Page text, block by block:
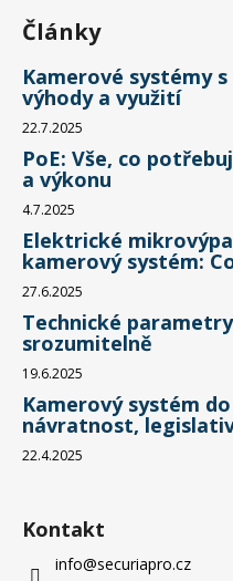
Články
Kamerové systémy
výhody a využití
22.7.2025
PoE: Vše, co
a výkonu
4.7.2025
Elektrické
kamerový systém:
27.6.2025
Technické
srozumitelně
19.6.2025
Kamerový systém
návratnost,
22.4.2025
Kontakt
info@securiapro.cz